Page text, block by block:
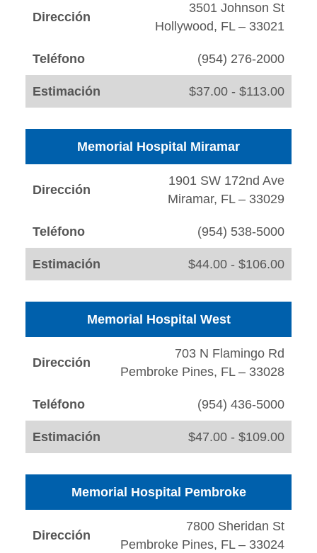
Dirección
3501 Johnson St
Hollywood, FL – 33021
Teléfono (954) 276-2000
Estimación $37.00 - $113.00
Memorial Hospital Miramar
Dirección
1901 SW 172nd Ave
Miramar, FL – 33029
Teléfono (954) 538-5000
Estimación $44.00 - $106.00
Memorial Hospital West
Dirección
703 N Flamingo Rd
Pembroke Pines, FL – 33028
Teléfono (954) 436-5000
Estimación $47.00 - $109.00
Memorial Hospital Pembroke
Dirección
7800 Sheridan St
Pembroke Pines, FL – 33024